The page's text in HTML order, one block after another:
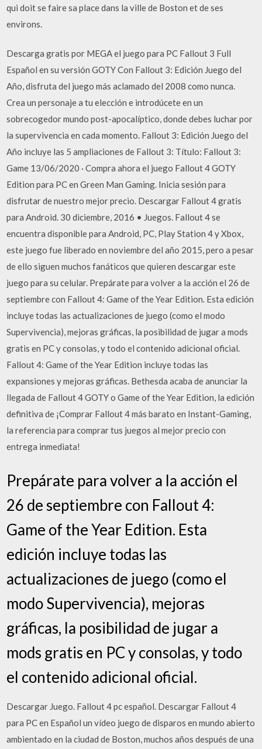
qui doit se faire sa place dans la ville de Boston et de ses
environs.
Descarga gratis por MEGA el juego para PC Fallout 3 Full
Español en su versión GOTY Con Fallout 3: Edición Juego del
Año, disfruta del juego más aclamado del 2008 como nunca.
Crea un personaje a tu elección e introdúcete en un
sobrecogedor mundo post-apocalíptico, donde debes luchar por
la supervivencia en cada momento. Fallout 3: Edición Juego del
Año incluye las 5 ampliaciones de Fallout 3: Título: Fallout 3:
Game 13/06/2020 · Compra ahora el juego Fallout 4 GOTY
Edition para PC en Green Man Gaming. Inicia sesión para
disfrutar de nuestro mejor precio. Descargar Fallout 4 gratis
para Android. 30 diciembre, 2016 • Juegos. Fallout 4 se
encuentra disponible para Android, PC, Play Station 4 y Xbox,
este juego fue liberado en noviembre del año 2015, pero a pesar
de ello siguen muchos fanáticos que quieren descargar este
juego para su celular. Prepárate para volver a la acción el 26 de
septiembre con Fallout 4: Game of the Year Edition. Esta edición
incluye todas las actualizaciones de juego (como el modo
Supervivencia), mejoras gráficas, la posibilidad de jugar a mods
gratis en PC y consolas, y todo el contenido adicional oficial.
Fallout 4: Game of the Year Edition incluye todas las
expansiones y mejoras gráficas. Bethesda acaba de anunciar la
llegada de Fallout 4 GOTY o Game of the Year Edition, la edición
definitiva de ¡Comprar Fallout 4 más barato en Instant-Gaming,
la referencia para comprar tus juegos al mejor precio con
entrega inmediata!
Prepárate para volver a la acción el
26 de septiembre con Fallout 4:
Game of the Year Edition. Esta
edición incluye todas las
actualizaciones de juego (como el
modo Supervivencia), mejoras
gráficas, la posibilidad de jugar a
mods gratis en PC y consolas, y todo
el contenido adicional oficial.
Descargar Juego. Fallout 4 pc español. Descargar Fallout 4
para PC en Español un vídeo juego de disparos en mundo abierto
ambientado en la ciudad de Boston, muchos años después de una